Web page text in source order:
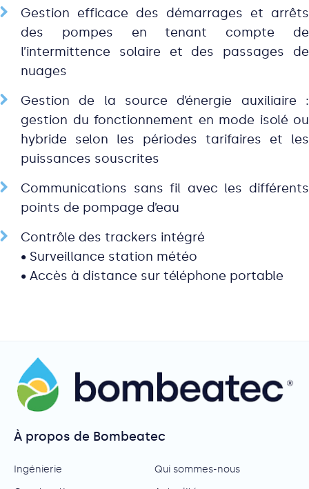
Gestion efficace des démarrages et arrêts
des pompes en tenant compte de
l’intermittence solaire et des passages de
nuages
Gestion de la source d’énergie auxiliaire :
gestion du fonctionnement en mode isolé ou
hybride selon les périodes tarifaires et les
puissances souscrites
Communications sans fil avec les différents
points de pompage d’eau
Contrôle des trackers intégré
• Surveillance station météo
• Accès à distance sur téléphone portable
À propos de Bombeatec
Ingénierie
Qui sommes-nous